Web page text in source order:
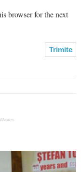
browser for the next